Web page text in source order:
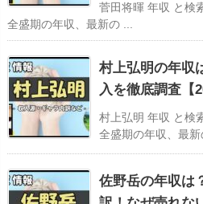
菅田将暉 年収 と検
全盛期の年収、最新の ...
村上弘明の年収
入を徹底調査【
村上弘明 年収 と検
全盛期の年収、最新
佐野岳の年収は